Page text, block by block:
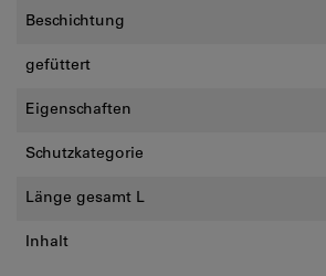
Beschichtung
gefüttert
Eigenschaften
Schutzkategorie
Länge gesamt L
Inhalt